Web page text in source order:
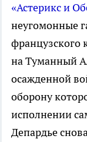
«Астерикс и
неугомонные
французского
на Туманный
осажденной
оборону
исполнении
Депардье